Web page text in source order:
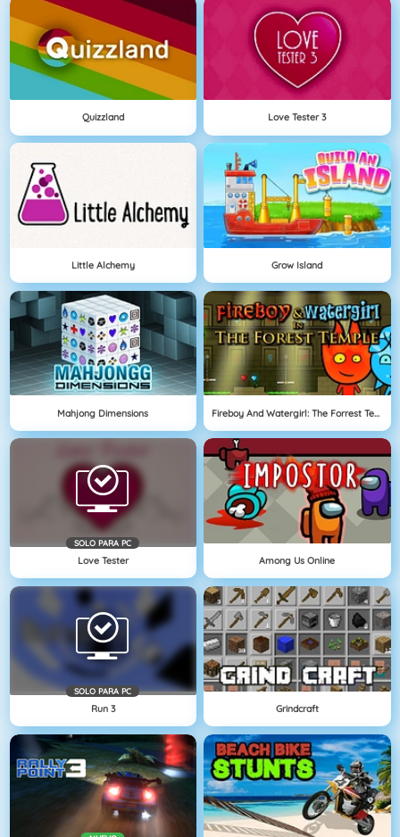
Quizzland Love Tester 3
Little Alchemy Grow Island
Mahjong Dimensions Fireboy And Watergirl: The Forrest Temple
SOLO PARA PC
Love Tester Among Us Online
SOLO PARA PC
Run 3 Grindcraft